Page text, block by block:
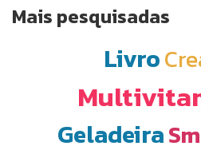
Mais pesquisadas
Livro
Geladeira